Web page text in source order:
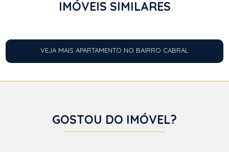
IMÓVEIS SIMILARES
VEJA MAIS APARTAMENTO NO BAIRRO CABRAL
GOSTOU DO IMÓVEL?